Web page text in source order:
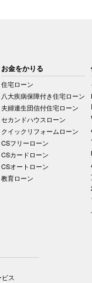
お金をかりる
住宅ローン
八大疾病保障付き住宅ローン
夫婦連生団信付住宅ローン
セカンドハウスローン
クイックリフォームローン
CSフリーローン
CSカードローン
CSオートローン
教育ローン
ス